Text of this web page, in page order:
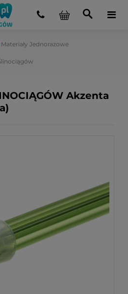
Materiały Jednorazowe
Akzenta